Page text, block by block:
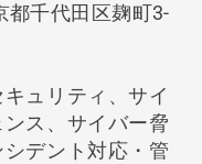
都千代田区麹町3-
ュリティ、サイ
ス、サイバー脅
デント対応・管